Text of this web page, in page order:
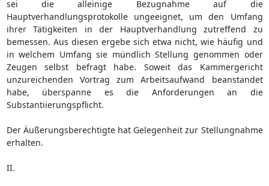
sei die alleinige Bezugnahme auf die
Hauptverhandlungsprotokolle ungeeignet, um den Umfang
ihrer Tätigkeiten in der Hauptverhandlung zutreffend zu
bemessen. Aus diesen ergebe sich etwa nicht, wie häufig und
in welchem Umfang sie mündlich Stellung genommen oder
Zeugen selbst befragt habe. Soweit das Kammergericht
unzureichenden Vortrag zum Arbeitsaufwand beanstandet
habe, überspanne es die Anforderungen an die
Substantiierungspflicht.
Der Äußerungsberechtigte hat Gelegenheit zur Stellungnahme
erhalten.
II.